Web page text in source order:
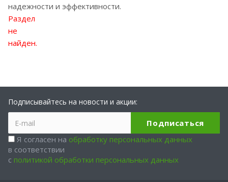
надежности и эффективности.
Раздел
не
найден.
Подписывайтесь на новости и акции:
Я согласен на обработку персональных данных
в соответствии
с политикой обработки персональных данных